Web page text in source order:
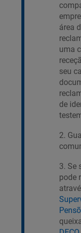
área
uma
seu
de
2.
3. Se
pode